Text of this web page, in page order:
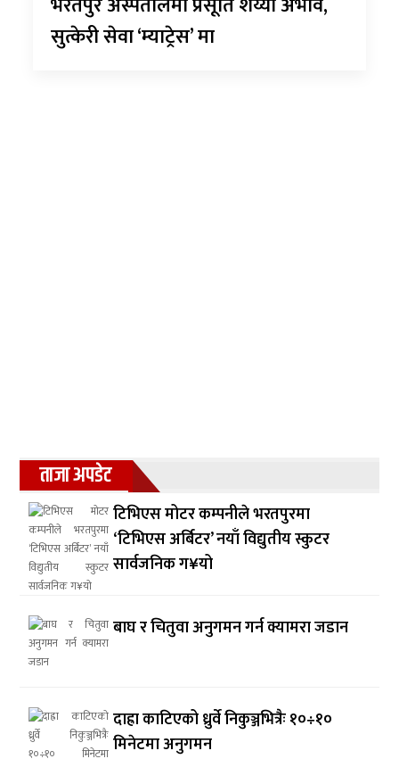
सुत्केरी सेवा ‘म्याट्रेस’ मा
ताजा अपडेट
टिभिएस मोटर कम्पनीले भरतपुरमा
‘टिभिएस अर्बिटर’ नयाँ विद्युतीय स्कुटर
सार्वजनिक ग¥यो
बाघ र चितुवा अनुगमन गर्न क्यामरा जडान
दाह्रा काटिएको ध्रुर्वे निकुञ्जभित्रैः १०÷१०
मिनेटमा अनुगमन